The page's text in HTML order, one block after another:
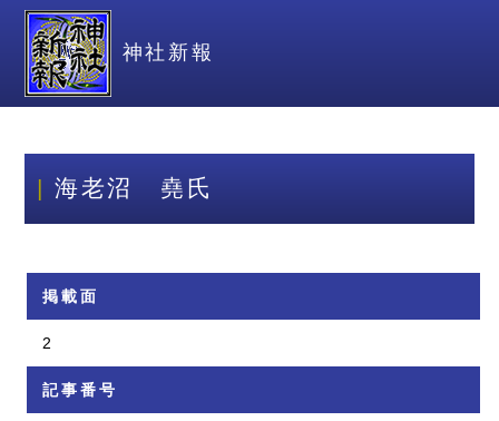
神社新報
海老沼 堯氏
掲載面
2
記事番号